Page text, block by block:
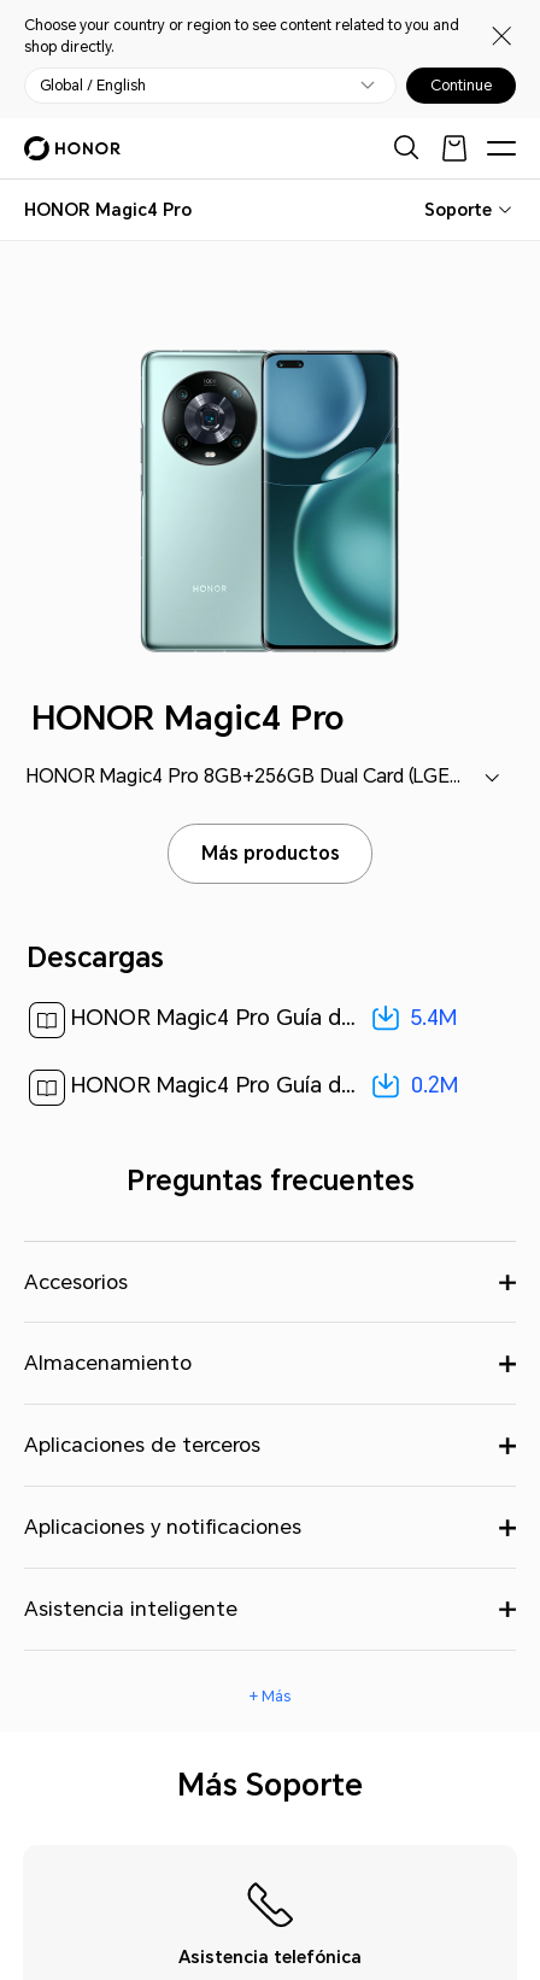
Choose your country or region to see content related to you and
shop directly.
Global / English Continue
HONOR Magic4 Pro Soporte
HONOR Magic4 Pro
HONOR Magic4 Pro 8GB+256GB Dual Card (LGE-NX9)
Más productos
Descargas
HONOR Magic4 Pro Guía del usuario-(Magic UI 6.0_01,es-us)[ 5.4M ] 5.4M
HONOR Magic4 Pro Guía de inicio rápido-(MagicUI 6.0_01,LGE-NX9,es-us)[ 0.2M ] 0.2M
Preguntas frecuentes
Accesorios
Almacenamiento
Aplicaciones de terceros
Aplicaciones y notificaciones
Asistencia inteligente
+ Más
Más Soporte
Asistencia telefónica